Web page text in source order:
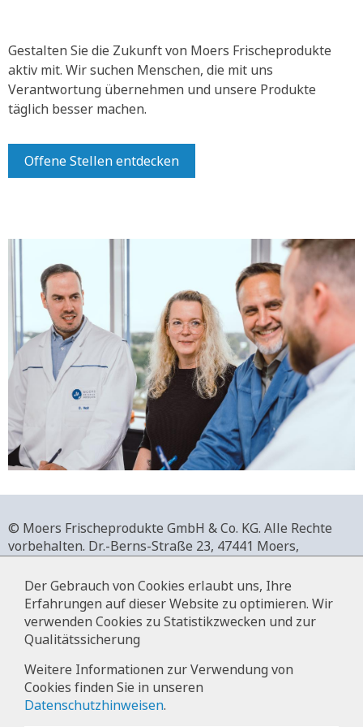
Gestalten Sie die Zukunft von Moers Frischeprodukte
aktiv mit. Wir suchen Menschen, die mit uns
Verantwortung übernehmen und unsere Produkte
täglich besser machen.
Offene Stellen entdecken
© Moers Frischeprodukte GmbH & Co. KG. Alle Rechte
vorbehalten. Dr.-Berns-Straße 23, 47441 Moers,
+49 2841 911-0,www.moers-frischeprodukte.de
Impressum
Datenschutz
Der Gebrauch von Cookies erlaubt uns, Ihre
Erfahrungen auf dieser Website zu optimieren. Wir
verwenden Cookies zu Statistikzwecken und zur
Qualitätssicherung
Weitere Informationen zur Verwendung von
Cookies finden Sie in unseren
Datenschutzhinweisen.